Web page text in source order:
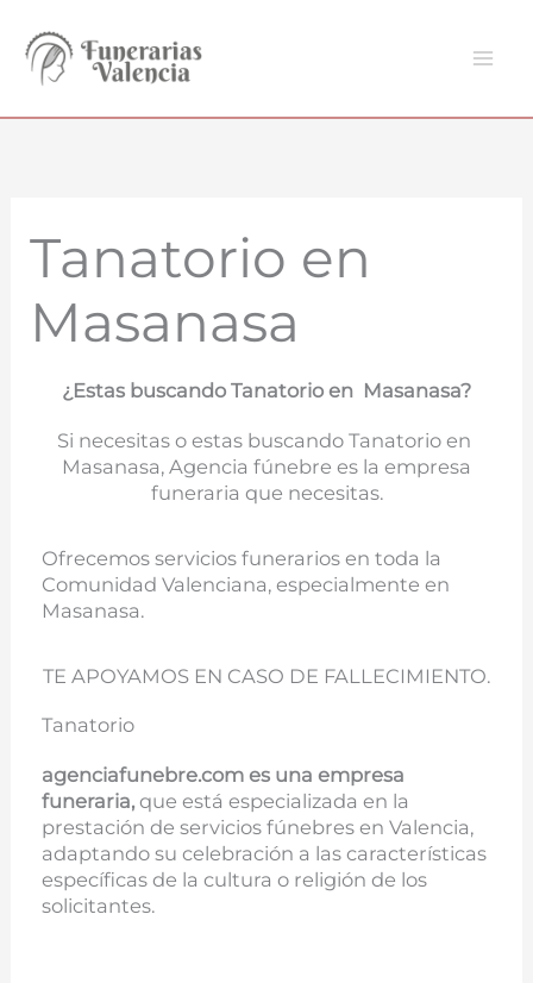
contenido
Tanatorio en
Masanasa
¿Estas buscando Tanatorio en Masanasa?
Si necesitas o estas buscando Tanatorio en
Masanasa, Agencia fúnebre es la empresa
funeraria que necesitas.
Ofrecemos servicios funerarios en toda la
Comunidad Valenciana, especialmente en
Masanasa.
TE APOYAMOS EN CASO DE FALLECIMIENTO.
Tanatorio
agenciafunebre.com es una empresa
funeraria, que está especializada en la
prestación de servicios fúnebres en Valencia,
adaptando su celebración a las características
específicas de la cultura o religión de los
solicitantes.